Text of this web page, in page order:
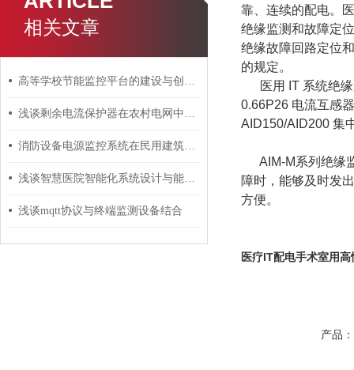
相关文章
高等学校节能监控平台的建设与创新研究
浅谈剩余电流保护器在农村电网中的应用分析
消防设备电源监控系统在民用建筑中的设计应用
浅谈智慧医院智能化系统设计与能耗管理产品选型
浅谈mqtt协议与终端监测设备结合
靠、连续的配电。
绝缘监测和故障定
绝缘故障回路定位
的规定。
医用 IT 系统绝缘
0.66P26 电流互感
AID150/AID200 集
AIM-M系列绝缘
障时，能够及时发
方便。
医疗IT配电手术室用
产品：